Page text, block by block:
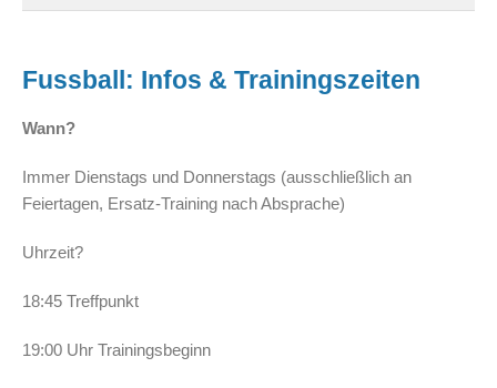
Fussball: Infos & Trainingszeiten
Wann?
Immer Dienstags und Donnerstags (ausschließlich an
Feiertagen, Ersatz-Training nach Absprache)
Uhrzeit?
18:45 Treffpunkt
19:00 Uhr Trainingsbeginn